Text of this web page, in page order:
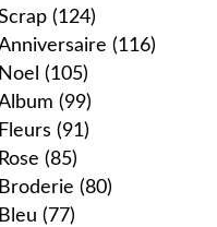
(124)
(116)
Noel (105)
(99)
Fleurs (91)
Rose (85)
Broderie (80)
Bleu (77)